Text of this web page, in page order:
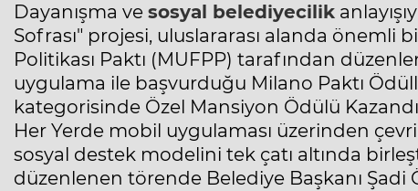
Dayanışma ve sosyal belediyecilik
Sofrası" projesi, uluslararası alanda önemli
Politikası Paktı (MUFPP) tarafından
uygulama ile başvurduğu Milano Paktı
kategorisinde Özel Mansiyon Ödülü
Her Yerde mobil uygulaması üzerinden
sosyal destek modelini tek çatı altında
düzenlenen törende Belediye Başkanı Şadi